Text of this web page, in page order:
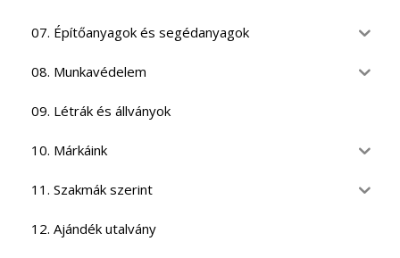
07. Építőanyagok és segédanyagok
08. Munkavédelem
09. Létrák és állványok
10. Márkáink
11. Szakmák szerint
12. Ajándék utalvány